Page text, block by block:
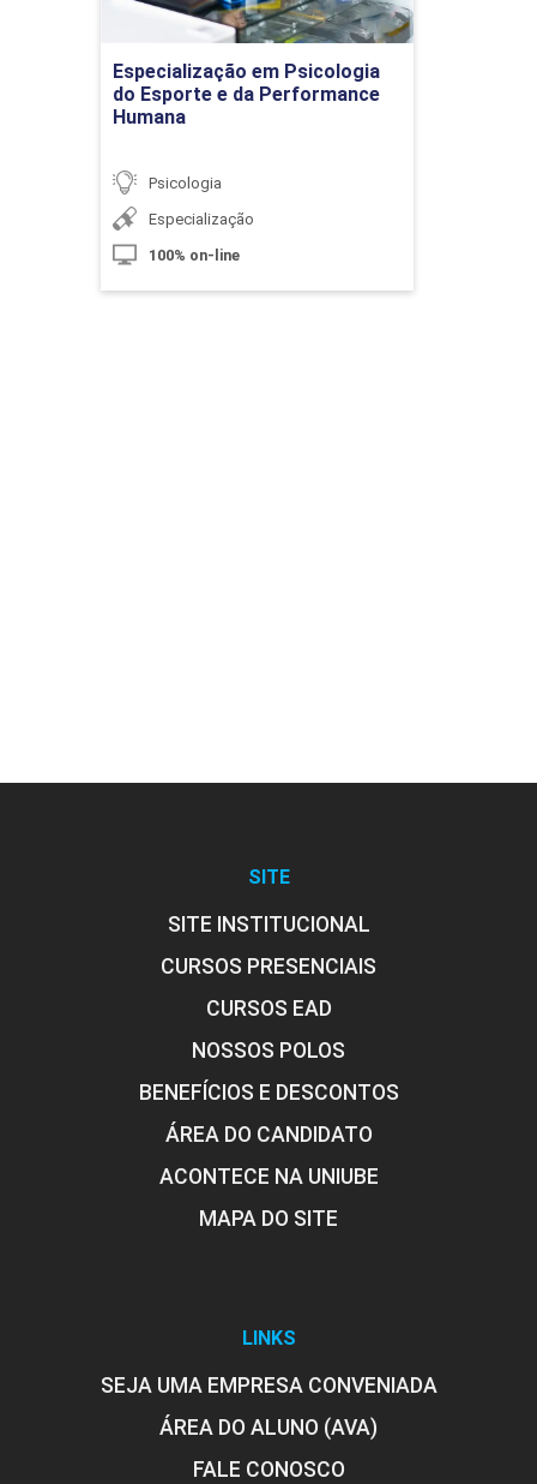
10h
Política Nacional do Idoso e Estatuto
do Idoso
Programas e Serviços de
Assistência de Enfermagem
Gerontológica I
10h
Asilo: Planejamento, Organização e
10h
Especialização em Psicologia
do Esporte e da Performance
Humana
Psicologia
Especialização
100% on-line
SITE
SITE INSTITUCIONAL
CURSOS PRESENCIAIS
CURSOS EAD
NOSSOS POLOS
BENEFÍCIOS E DESCONTOS
ÁREA DO CANDIDATO
ACONTECE NA UNIUBE
MAPA DO SITE
LINKS
SEJA UMA EMPRESA CONVENIADA
ÁREA DO ALUNO (AVA)
FALE CONOSCO